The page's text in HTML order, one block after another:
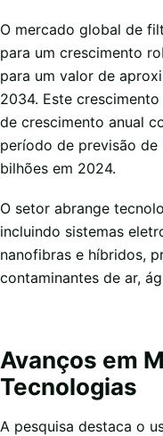
O mercado global de
para um crescimento
para um valor de
2034. Este
de crescimento anual
período de previsão
bilhões em 2024.
O setor abrange
incluindo sistemas
nanofibras e híbridos,
contaminantes de ar,
Avanços em
Tecnologias
A pesquisa destaca o